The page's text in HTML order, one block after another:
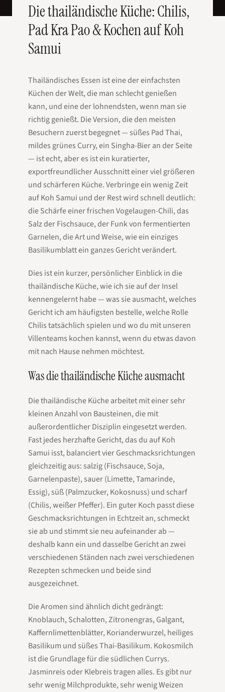
Die thailändische Küche: Chilis,
Pad Kra Pao & Kochen auf Koh
Samui
Thailändisches Essen ist eine der einfachsten
Küchen der Welt, die man schlecht genießen
kann, und eine der lohnendsten, wenn man sie
richtig genießt. Die Version, die den meisten
Besuchern zuerst begegnet — süßes Pad Thai,
mildes grünes Curry, ein Singha-Bier an der Seite
— ist echt, aber es ist ein kuratierter,
exportfreundlicher Ausschnitt einer viel größeren
und schärferen Küche. Verbringe ein wenig Zeit
auf Koh Samui und der Rest wird schnell deutlich:
die Schärfe einer frischen Vogelaugen-Chili, das
Salz der Fischsauce, der Funk von fermentierten
Garnelen, die Art und Weise, wie ein einziges
Basilikumblatt ein ganzes Gericht verändert.
Dies ist ein kurzer, persönlicher Einblick in die
thailändische Küche, wie ich sie auf der Insel
kennengelernt habe — was sie ausmacht, welches
Gericht ich am häufigsten bestelle, welche Rolle
Chilis tatsächlich spielen und wo du mit unseren
Villenteams kochen kannst, wenn du etwas davon
mit nach Hause nehmen möchtest.
Was die thailändische Küche ausmacht
Die thailändische Küche arbeitet mit einer sehr
kleinen Anzahl von Bausteinen, die mit
außerordentlicher Disziplin eingesetzt werden.
Fast jedes herzhafte Gericht, das du auf Koh
Samui isst, balanciert vier Geschmacksrichtungen
gleichzeitig aus: salzig (Fischsauce, Soja,
Garnelenpaste), sauer (Limette, Tamarinde,
Essig), süß (Palmzucker, Kokosnuss) und scharf
(Chilis, weißer Pfeffer). Ein guter Koch passt diese
Geschmacksrichtungen in Echtzeit an, schmeckt
sie ab und stimmt sie neu aufeinander ab —
deshalb kann ein und dasselbe Gericht an zwei
verschiedenen Ständen nach zwei verschiedenen
Rezepten schmecken und beide sind
ausgezeichnet.
Die Aromen sind ähnlich dicht gedrängt:
Knoblauch, Schalotten, Zitronengras, Galgant,
Kaffernlimettenblätter, Korianderwurzel, heiliges
Basilikum und süßes Thai-Basilikum. Kokosmilch
ist die Grundlage für die südlichen Currys.
Jasminreis oder Klebreis tragen alles. Es gibt nur
sehr wenig Milchprodukte, sehr wenig Weizen